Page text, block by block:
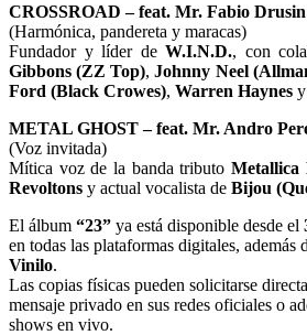
CROSSROAD – feat. Mr. Fabio Drusin
(Harmónica, pandereta y maracas)
Fundador y líder deW.I.N.D., con
Gibbons (ZZ Top),Johnny Neel
Ford (Black Crowes), Warren Haynes y
METAL GHOST – feat. Mr. Andro
(Voz invitada)
Mítica voz de la banda tributoMetallica
Revoltons y actual vocalista de Bijou
El álbum “23” ya está disponible desde el
en todas las plataformas digitales, además
Vinilo.
Las copias físicas pueden solicitarse
mensaje privado en sus redes oficiales o
shows en vivo.